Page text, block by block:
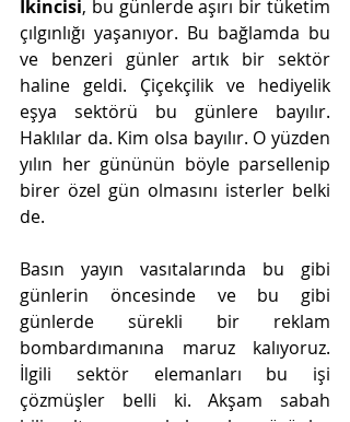
İkincisi, bu günlerde aşırı bir tüketim
çılgınlığı yaşanıyor. Bu bağlamda bu
ve benzeri günler artık bir sektör
haline geldi. Çiçekçilik ve hediyelik
eşya sektörü bu günlere bayılır.
Haklılar da. Kim olsa bayılır. O yüzden
yılın her gününün böyle parsellenip
birer özel gün olmasını isterler belki
de.
Basın yayın vasıtalarında bu gibi
günlerin öncesinde ve bu gibi
günlerde sürekli bir reklam
bombardımanına maruz kalıyoruz.
İlgili sektör elemanları bu işi
çözmüşler belli ki. Akşam sabah